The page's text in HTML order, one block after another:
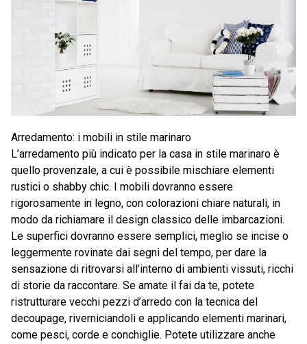
Arredamento: i mobili in stile marinaro
L’arredamento più indicato per la casa in stile marinaro è
quello provenzale, a cui è possibile mischiare elementi
rustici o shabby chic. I mobili dovranno essere
rigorosamente in legno, con colorazioni chiare naturali, in
modo da richiamare il design classico delle imbarcazioni.
Le superfici dovranno essere semplici, meglio se incise o
leggermente rovinate dai segni del tempo, per dare la
sensazione di ritrovarsi all’interno di ambienti vissuti, ricchi
di storie da raccontare. Se amate il fai da te, potete
ristrutturare vecchi pezzi d’arredo con la tecnica del
decoupage, riverniciandoli e applicando elementi marinari,
come pesci, corde e conchiglie. Potete utilizzare anche